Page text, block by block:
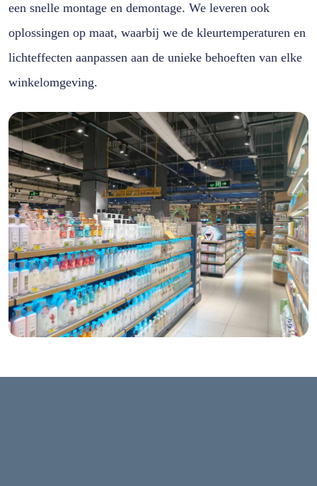
een snelle montage en demontage. We leveren ook
oplossingen op maat, waarbij we de kleurtemperaturen en
lichteffecten aanpassen aan de unieke behoeften van elke
winkelomgeving.